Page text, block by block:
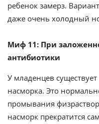
ребенок замерз.
даже очень холодный
Миф 11: При
антибиотики
У младенцев
насморка. Это
промывания
насморк прекратится